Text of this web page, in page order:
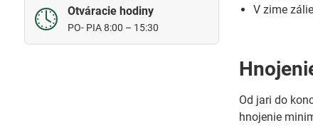
V zime
Od jari do
hnojenie
Otváracie hodiny
PO- PIA 8:00 – 15:30